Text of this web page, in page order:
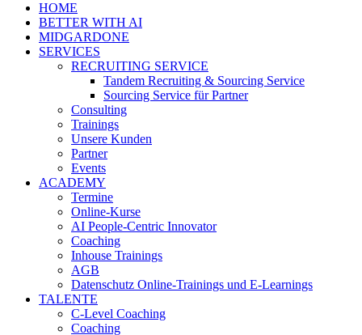
HOME
BETTER WITH AI
MIDGARDONE
SERVICES
RECRUITING SERVICE
Tandem Recruiting & Sourcing Service
Sourcing Service für Partner
Consulting
Trainings
Unsere Kunden
Partner
Events
ACADEMY
Termine
Online-Kurse
AI People-Centric Innovator
Coaching
Inhouse Trainings
AGB
Datenschutz Online-Trainings und E-Learnings
TALENTE
C-Level Coaching
Coaching